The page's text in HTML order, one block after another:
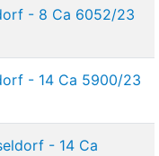
- 8 Ca 6052/23
- 14 Ca 5900/23
- 14 Ca